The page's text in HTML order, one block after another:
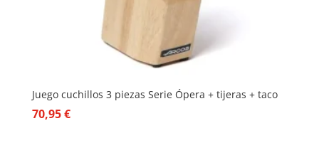
Juego cuchillos 3 piezas Serie Ópera + tijeras + taco
70,95€